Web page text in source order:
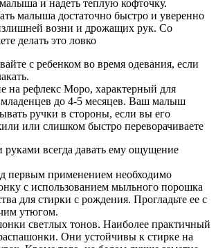
и надеть теплую кофточку.
малыша достаточно быстро и уверенно
возни и дрожащих рук. Со
делать это ловко
с ребенком во время одевания, если
на рефлекс Моро, характерный для
до 4-5 месяцев. Ваш малыш
ручки в стороны, если вы его
или слишком быстро переворачиваете
руками всегда давать ему ощущение
первым применением необходимо
с использованием мыльного порошка
для стирки с рождения. Прогладьте ее с
утюгом.
светлых тонов. Наиболее практичный
Они устойчивы к стирке на